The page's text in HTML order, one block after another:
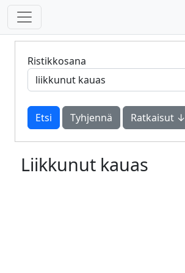
Ristikkosana
Tyhjennä Ratkaisut ↓
Liikkunut kauas